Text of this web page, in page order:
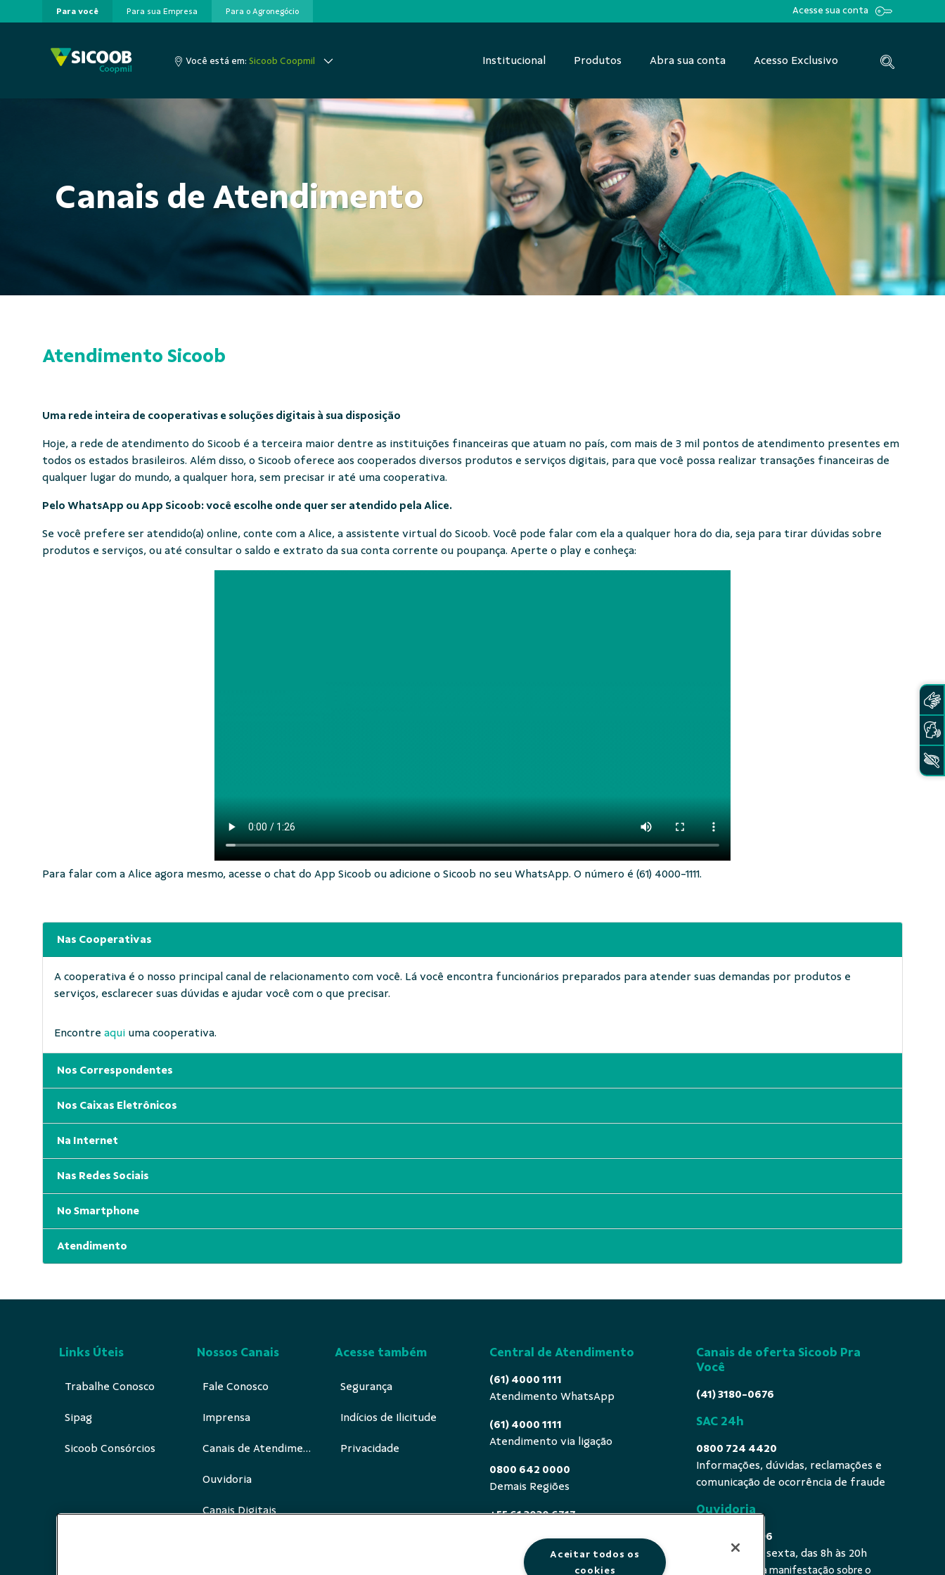
Pular para o Conteúdo principal
Para você Para sua Empresa Para o Agronegócio Acesse sua conta
Você está em: Sicoob Coopmil Institucional Produtos Abra sua conta Acesso Exclusivo
Canais de Atendimento
Atendimento Sicoob
Uma rede inteira de cooperativas e soluções digitais à sua disposição
Hoje, a rede de atendimento do Sicoob é a terceira maior dentre as instituições financeiras que atuam no país, com mais de 3 mil pontos de atendimento presentes em
todos os estados brasileiros. Além disso, o Sicoob oferece aos cooperados diversos produtos e serviços digitais, para que você possa realizar transações financeiras de
qualquer lugar do mundo, a qualquer hora, sem precisar ir até uma cooperativa.
Pelo WhatsApp ou App Sicoob: você escolhe onde quer ser atendido pela Alice.
Se você prefere ser atendido(a) online, conte com a Alice, a assistente virtual do Sicoob. Você pode falar com ela a qualquer hora do dia, seja para tirar dúvidas sobre
produtos e serviços, ou até consultar o saldo e extrato da sua conta corrente ou poupança. Aperte o play e conheça:
Para falar com a Alice agora mesmo, acesse o chat do App Sicoob ou adicione o Sicoob no seu WhatsApp. O número é (61) 4000-1111.
Nas Cooperativas
A cooperativa é o nosso principal canal de relacionamento com você. Lá você encontra funcionários preparados para atender suas demandas por produtos e
serviços, esclarecer suas dúvidas e ajudar você com o que precisar.
Encontre aqui uma cooperativa.
Nos Correspondentes
Nos Caixas Eletrônicos
Na Internet
Nas Redes Sociais
No Smartphone
Atendimento
Links Úteis
Trabalhe Conosco
Sipag
Sicoob Consórcios
Nossos Canais
Fale Conosco
Imprensa
Canais de Atendimento
Ouvidoria
Canais Digitais
Acesse também
Segurança
Indícios de Ilicitude
Privacidade
Central de Atendimento
(61) 4000 1111
Atendimento WhatsApp
(61) 4000 1111
Atendimento via ligação
0800 642 0000
Demais Regiões
+55 61 3030 6717
0800 940 0458
Canais de oferta Sicoob Pra
Você
(41) 3180-0676
SAC 24h
0800 724 4420
Informações, dúvidas, reclamações e
comunicação de ocorrência de fraude
Ouvidoria
0800 725 0996
De segunda a sexta, das 8h às 20h
É a sua primeira manifestação sobre o
Aceitar todos os
cookies